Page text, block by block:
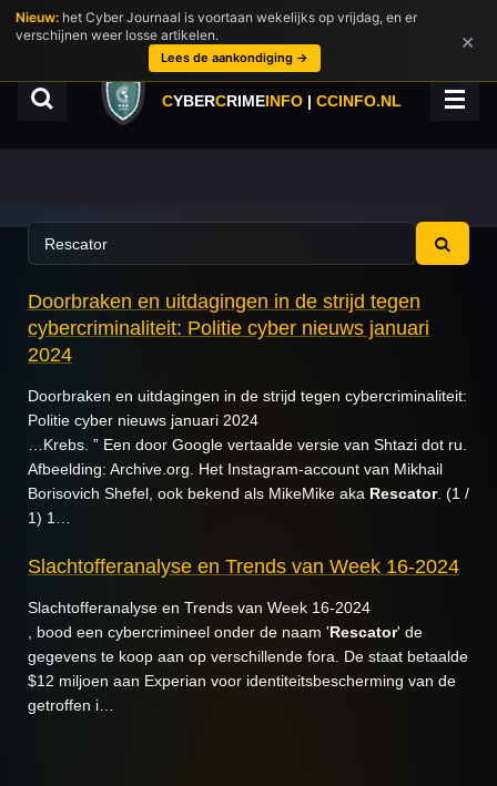
Ga
direct
hoofdinhoud
CYBERCRIMEINFO | CCINFO.NL
Doorbraken en uitdagingen in de strijd tegen
cybercriminaliteit: Politie cyber nieuws januari
2024
Doorbraken en uitdagingen in de strijd tegen cybercriminaliteit:
Politie cyber nieuws januari 2024
…Krebs. ” Een door Google vertaalde versie van Shtazi dot ru.
Afbeelding: Archive.org. Het Instagram-account van Mikhail
Borisovich Shefel, ook bekend als MikeMike aka Rescator. (1 /
1) 1…
Slachtofferanalyse en Trends van Week 16-2024
Slachtofferanalyse en Trends van Week 16-2024
, bood een cybercrimineel onder de naam 'Rescator' de
gegevens te koop aan op verschillende fora. De staat betaalde
$12 miljoen aan Experian voor identiteitsbescherming van de
getroffen i…
Nieuw: het Cyber Journaal is voortaan wekelijks op vrijdag, en er
verschijnen weer losse artikelen.
Lees de aankondiging →
×